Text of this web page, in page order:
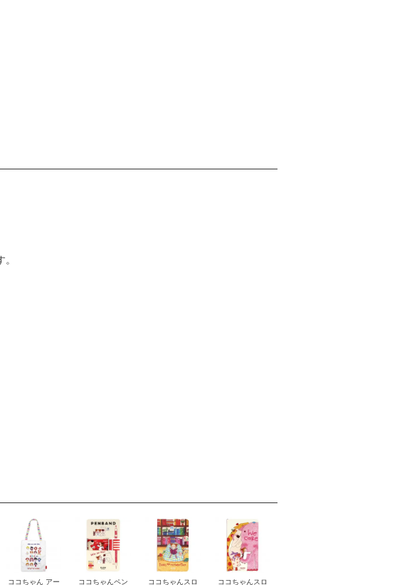
ココちゃん アー
ココちゃんペン
ココちゃんスロ
ココちゃんスロ